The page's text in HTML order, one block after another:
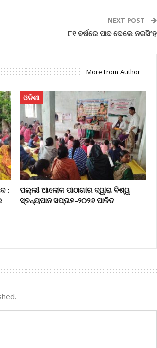
NEXT POST
୮୧ ବର୍ଷରେ ପାଦ ଦେଲେ ନରସିଂହ
More From Author
:
ଓଡିଶା
ପଲ୍ଲୀ ଆଲୋକ ପାଠାଗାର ଦ୍ୱାରା ବିଶ୍ୱ
ସ୍ତନ୍ୟପାନ ସପ୍ତାହ–୨୦୨୬ ପାଳିତ